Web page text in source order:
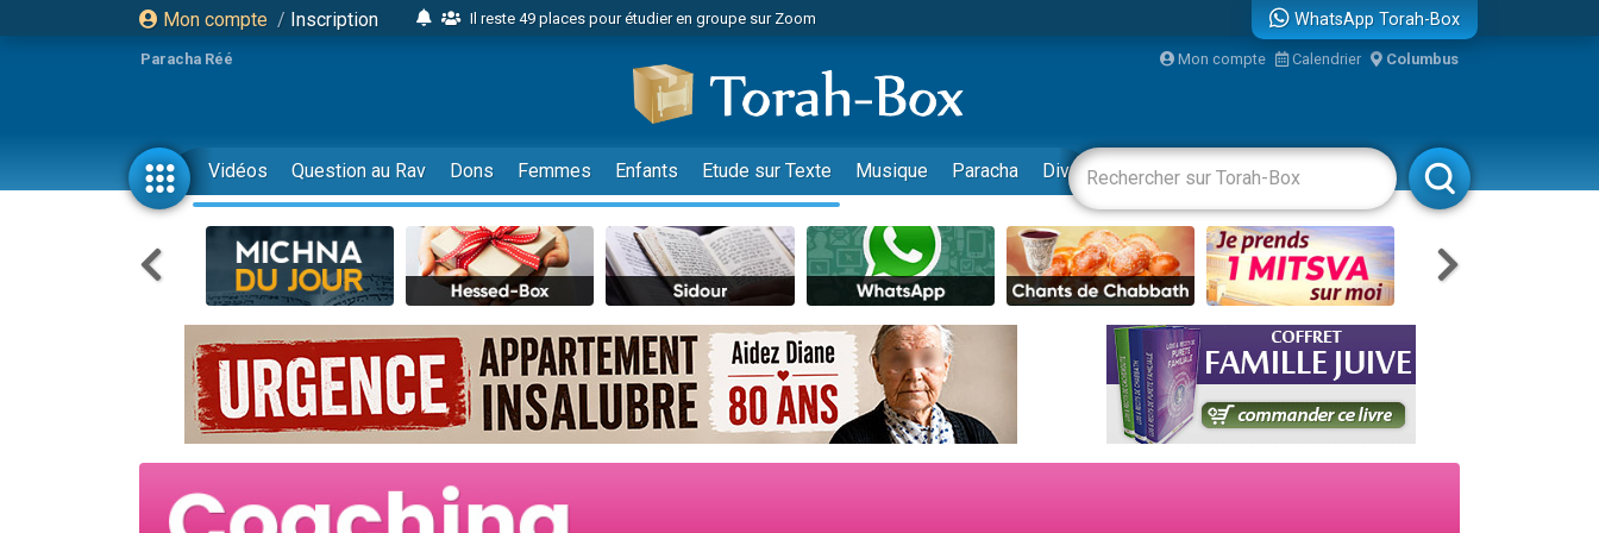
Mon compte / Inscription
Il reste 49 places pour étudier en groupe sur Zoom
2 personnes viennent de nous rejoindre sur WhatsApp
6 personnes viennent de nous rejoindre sur WhatsApp
4 personnes viennent de faire un don pour Reloger Rivka, 6 enfants, victime de violences...
2 personnes viennent de faire un don pour 1 Journée de Vacances Pour les Enfants
17 personnes viennent de demander une bénédiction
4 personnes viennent de nous rejoindre sur WhatsApp
Il reste 49 places pour étudier en groupe sur Zoom
Eva vient de donner son Maasser
4 personnes viennent de nous rejoindre sur WhatsApp
3 personnes viennent de nous rejoindre sur WhatsApp
Odaya vient de donner son Maasser
2 personnes viennent de nous rejoindre sur WhatsApp
WhatsApp Torah-Box
Paracha Réé Mon compte Calendrier Columbus
Vidéos Question au Rav Dons Femmes Enfants Etude sur Texte Musique Paracha Divertissements Livres Rabbanim